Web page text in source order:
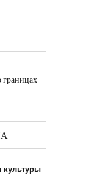
границах
культуры